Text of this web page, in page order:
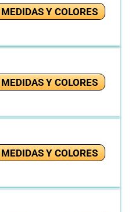
MEDIDAS Y COLORES
MEDIDAS Y COLORES
MEDIDAS Y COLORES